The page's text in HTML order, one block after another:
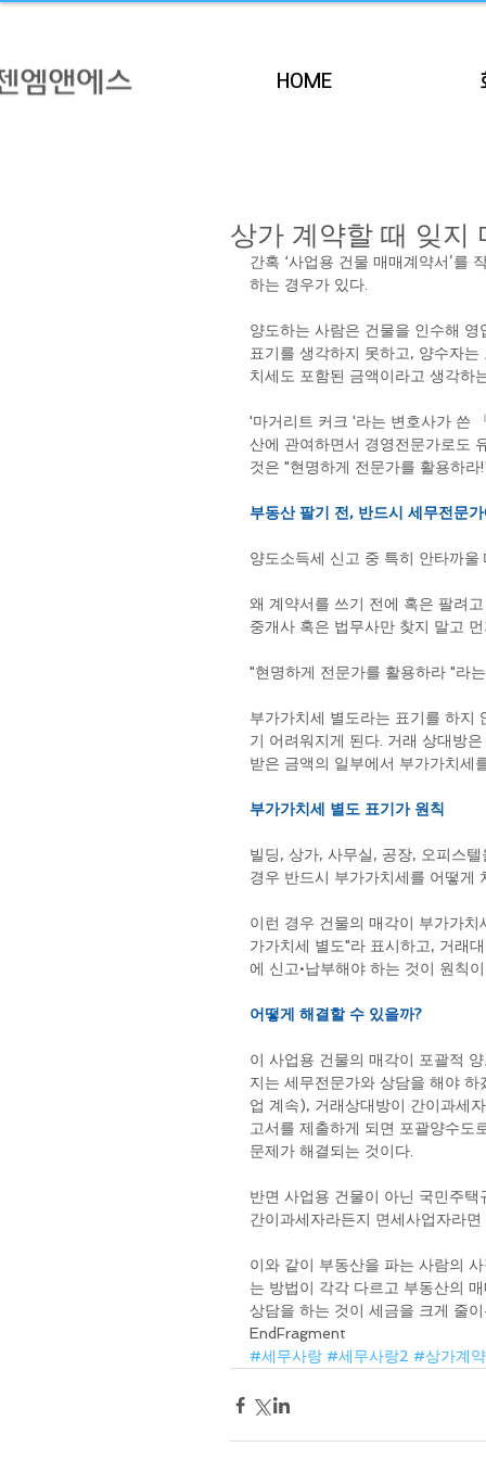
HOME
상가 계약할 때 잊지
간혹 ‘사업용 건물 매매계약서’를
하는 경우가 있다.
양도하는 사람은 건물을 인수해
표기를 생각하지 못하고, 양수자
치세도 포함된 금액이라고 생각하
'마거리트 커크 '라는 변호사가 쓴
산에 관여하면서 경영전문가로도
것은 "현명하게 전문가를 활용하라
부동산 팔기 전, 반드시 세무전문
양도소득세 신고 중 특히 안타까
왜 계약서를 쓰기 전에 혹은 팔려
중개사 혹은 법무사만 찾지 말고
"현명하게 전문가를 활용하라 "라
부가가치세 별도라는 표기를 하지
기 어려워지게 된다. 거래 상대방
받은 금액의 일부에서 부가가치세
부가가치세 별도 표기가 원칙
빌딩, 상가, 사무실, 공장, 오피스
경우 반드시 부가가치세를 어떻게
이런 경우 건물의 매각이 부가가
가가치세 별도"라 표시하고, 거래
에 신고•납부해야 하는 것이 원칙이
어떻게 해결할 수 있을까?
이 사업용 건물의 매각이 포괄적
지는 세무전문가와 상담을 해야
업 계속), 거래상대방이 간이과세
고서를 제출하게 되면 포괄양수도
문제가 해결되는 것이다.
반면 사업용 건물이 아닌 국민주
간이과세자라든지 면세사업자라면
이와 같이 부동산을 파는 사람의
는 방법이 각각 다르고 부동산의
상담을 하는 것이 세금을 크게 줄
EndFragment
#세무사랑 #세무사랑2 #상가계약